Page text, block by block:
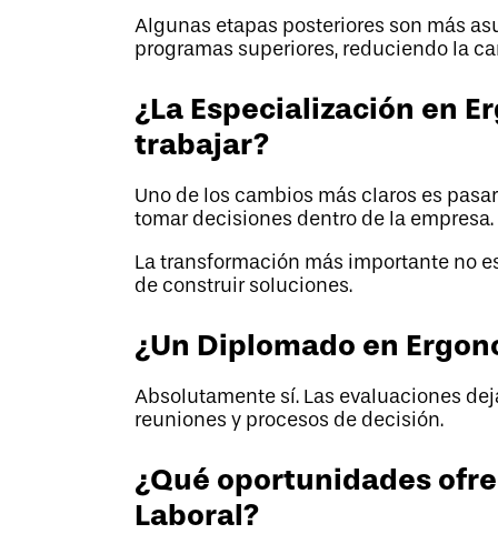
Algunas etapas posteriores son más
programas superiores, reduciendo la
¿La Especialización en
trabajar?
Uno de los cambios más claros es
tomar decisiones dentro de la empresa.
La transformación más importante no
de construir soluciones.
¿Un Diplomado en
Absolutamente sí. Las evaluaciones
reuniones y procesos de decisión.
¿Qué oportunidades
Laboral?